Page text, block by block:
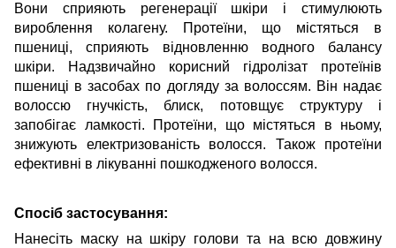
Вони сприяють регенерації шкіри і стимулюють
вироблення колагену. Протеїни, що містяться в
пшениці, сприяють відновленню водного балансу
шкіри. Надзвичайно корисний гідролізат протеїнів
пшениці в засобах по догляду за волоссям. Він надає
волоссю гнучкість, блиск, потовщує структуру і
запобігає ламкості. Протеїни, що містяться в ньому,
знижують електризованість волосся. Також протеїни
ефективні в лікуванні пошкодженого волосся.
Спосіб застосування:
Нанесіть маску на шкіру голови та на всю довжину